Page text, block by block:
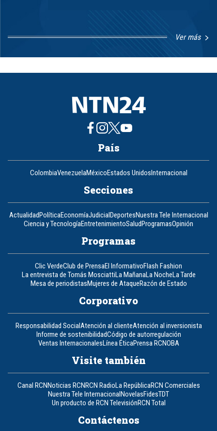
Ver más
8
País
ColombiaVenezuelaMéxicoEstados UnidosInternacional
Secciones
ActualidadPolíticaEconomíaJudicialDeportesNuestra Tele Internacional
Ciencia y TecnologíaEntretenimientoSaludProgramasOpinión
Programas
Clic VerdeClub de PrensaEl InformativoFlash Fashion
La entrevista de Tomás MosciattiLa MañanaLa NocheLa Tarde
Mesa de periodistasMujeres de AtaqueRazón de Estado
Corporativo
Responsabilidad SocialAtención al clienteAtención al inversionista
Informe de sostenibilidadCódigo de autorregulación
Ventas InternacionalesLínea ÉticaPrensa RCNOBA
Visite también
Canal RCNNoticias RCNRCN RadioLa RepúblicaRCN Comerciales
Nuestra Tele InternacionalNovelasFidesTDT
Un producto de RCN TelevisiónRCN Total
Contáctenos